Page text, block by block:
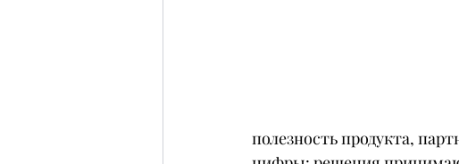
полезность продукта,